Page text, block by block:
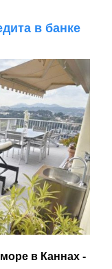
в банке
в Каннах -